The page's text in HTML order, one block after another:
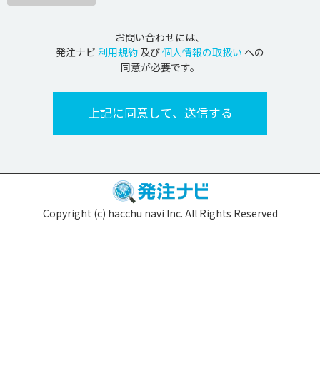
お問い合わせには、
発注ナビ 利用規約 及び個人情報の取扱い への
同意が必要です。
Copyright (c) hacchu navi Inc. All Rights Reserved